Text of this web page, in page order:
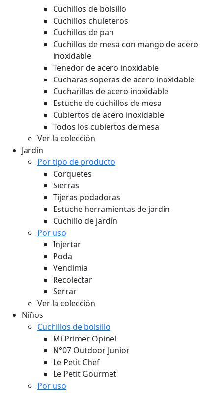
Cuchillos de bolsillo
Cuchillos chuleteros
Cuchillos de pan
Cuchillos de mesa con mango de acero
inoxidable
Tenedor de acero inoxidable
Cucharas soperas de acero inoxidable
Cucharillas de acero inoxidable
Estuche de cuchillos de mesa
Cubiertos de acero inoxidable
Todos los cubiertos de mesa
Ver la colección
Jardín
Por tipo de producto
Corquetes
Sierras
Tijeras podadoras
Estuche herramientas de jardín
Cuchillo de jardín
Por uso
Injertar
Poda
Vendimia
Recolectar
Serrar
Ver la colección
Niños
Cuchillos de bolsillo
Mi Primer Opinel
N°07 Outdoor Junior
Le Petit Chef
Le Petit Gourmet
Por uso